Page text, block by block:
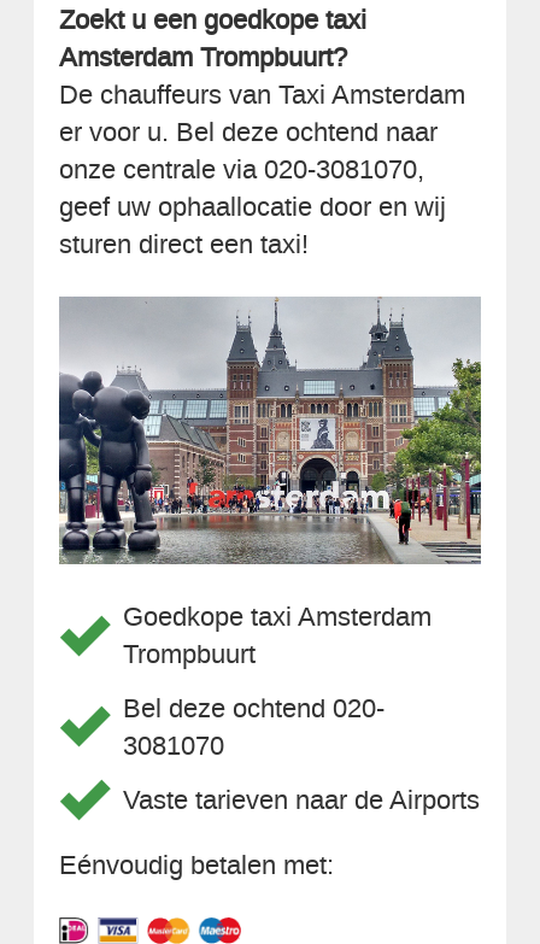
Zoekt u een goedkope taxi
Amsterdam Trompbuurt?
De chauffeurs van Taxi Amsterdam
er voor u. Bel deze ochtend naar
onze centrale via 020-3081070,
geef uw ophaallocatie door en wij
sturen direct een taxi!
Goedkope taxi Amsterdam
Trompbuurt
Bel deze ochtend 020-
3081070
Vaste tarieven naar de Airports
Eénvoudig betalen met: